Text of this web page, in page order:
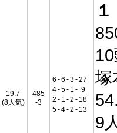
19.7
(8人気)
485
-3
6 -6 -3-27
4-5- 1 - 9
2 - 1 -2 - 18
5-4-2 - 13
１
9